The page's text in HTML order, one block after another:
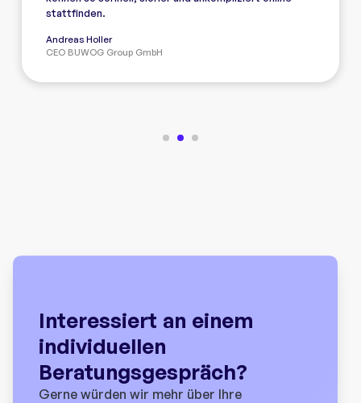
Andreas Holler
CEO BUWOG Group GmbH
stattfinden.
Interessiert an einem
individuellen
Beratungsgespräch?
Gerne würden wir mehr über Ihre